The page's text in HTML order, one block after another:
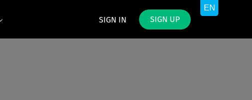
SIGN IN SIGN UP